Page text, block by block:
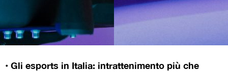
• Gli esports in Italia: intrattenimento più che